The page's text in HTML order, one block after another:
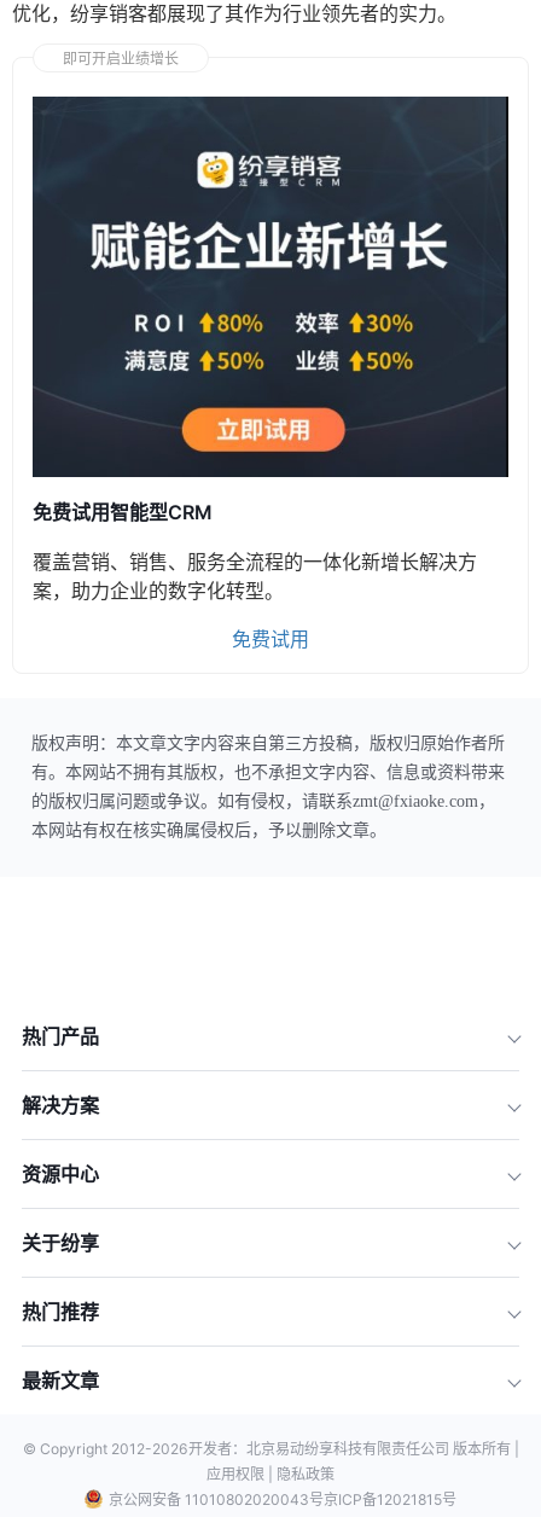
优化，纷享销客都展现了其作为行业领先者的实力。
即可开启业绩增长
免费试用智能型CRM
覆盖营销、销售、服务全流程的一体化新增长解决方
案，助力企业的数字化转型。
免费试用
版权声明：本文章文字内容来自第三方投稿，版权归原始作者所
有。本网站不拥有其版权，也不承担文字内容、信息或资料带来
的版权归属问题或争议。如有侵权，请联系zmt@fxiaoke.com，
本网站有权在核实确属侵权后，予以删除文章。
热门产品
解决方案
资源中心
关于纷享
热门推荐
最新文章
© Copyright 2012-2026开发者：北京易动纷享科技有限责任公司 版本所有 |
应用权限 |
隐私政策
京公网安备 11010802020043号京ICP备12021815号